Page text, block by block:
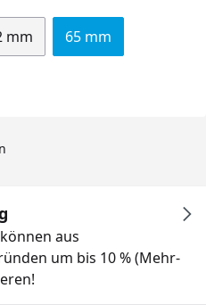
mm 65 mm
aus
um bis 10 % (Mehr-